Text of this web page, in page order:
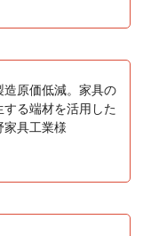
造原価低減。家具の
する端材を活用した
家具工業様